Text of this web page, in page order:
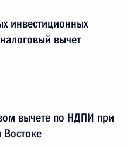
инвестиционных
вычет
вычете по НДПИ при